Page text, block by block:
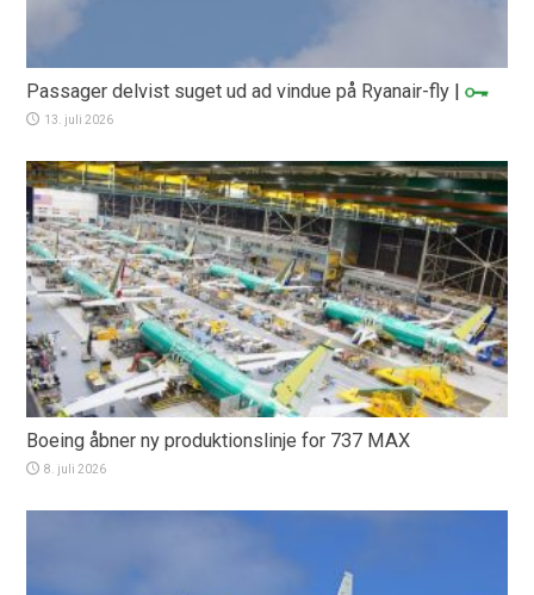
Passager delvist suget ud ad vindue på Ryanair-fly |
13. juli 2026
Boeing åbner ny produktionslinje for 737 MAX
8. juli 2026